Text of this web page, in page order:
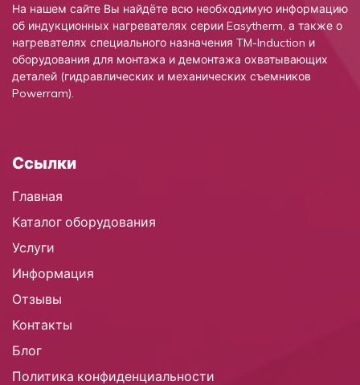
На нашем сайте Вы найдёте всю необходимую информацию
об индукционных нагревателях серии Easytherm, а также о
нагревателях специального назначения TM-Induction и
оборудования для монтажа и демонтажа охватывающих
деталей (гидравлических и механических съемников
Powerram).
Ссылки
Главная
Каталог оборудования
Услуги
Информация
Отзывы
Контакты
Блог
Политика конфиденциальности